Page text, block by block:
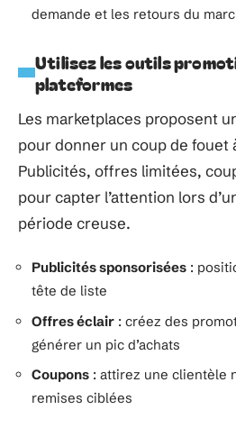
demande et les retours du
Utilisez les outils
plateformes
Les marketplaces proposent
pour donner un coup de fouet
Publicités, offres limitées,
pour capter l’attention lors
période creuse.
Publicités sponsorisées :
tête de liste
Offres éclair : créez des
générer un pic d’achats
Coupons : attirez une clientèle
remises ciblées